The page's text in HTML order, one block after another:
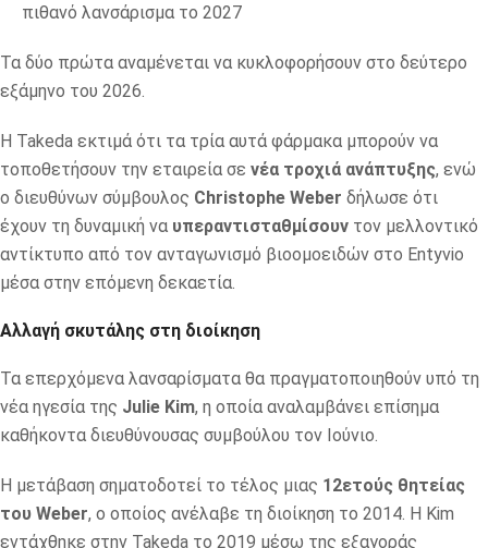
πιθανό λανσάρισμα το 2027
Τα δύο πρώτα αναμένεται να κυκλοφορήσουν στο δεύτερο
εξάμηνο του 2026.
Η Takeda εκτιμά ότι τα τρία αυτά φάρμακα μπορούν να
τοποθετήσουν την εταιρεία σε νέα τροχιά ανάπτυξης, ενώ
ο διευθύνων σύμβουλος Christophe Weber δήλωσε ότι
έχουν τη δυναμική να υπεραντισταθμίσουν τον μελλοντικό
αντίκτυπο από τον ανταγωνισμό βιοομοειδών στο Entyvio
μέσα στην επόμενη δεκαετία.
Αλλαγή σκυτάλης στη διοίκηση
Τα επερχόμενα λανσαρίσματα θα πραγματοποιηθούν υπό τη
νέα ηγεσία της Julie Kim, η οποία αναλαμβάνει επίσημα
καθήκοντα διευθύνουσας συμβούλου τον Ιούνιο.
Η μετάβαση σηματοδοτεί το τέλος μιας 12ετούς θητείας
του Weber, ο οποίος ανέλαβε τη διοίκηση το 2014. Η Kim
εντάχθηκε στην Takeda το 2019 μέσω της εξαγοράς